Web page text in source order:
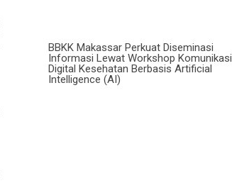
BBKK Makassar Perkuat Diseminasi
Informasi Lewat Workshop Komunikasi
Digital Kesehatan Berbasis Artificial
Intelligence (AI)